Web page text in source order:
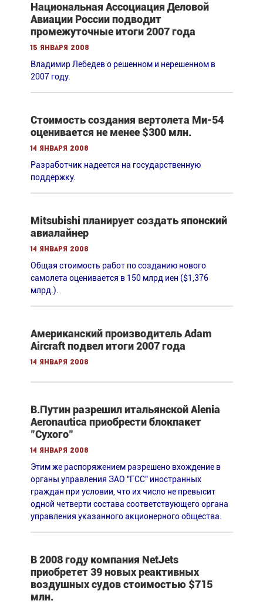
Национальная Ассоциация Деловой
Авиации России подводит
промежуточные итоги 2007 года
15 января 2008
Владимир Лебедев о решенном и нерешенном в
2007 году.
Стоимость создания вертолета Ми-54
оценивается не менее $300 млн.
14 января 2008
Разработчик надеется на государственную
поддержку.
Mitsubishi планирует создать японский
авиалайнер
14 января 2008
Общая стоимость работ по созданию нового
самолета оценивается в 150 млрд иен ($1,376
млрд.).
Американский производитель Adam
Aircraft подвел итоги 2007 года
14 января 2008
В.Путин разрешил итальянской Alenia
Aeronautica приобрести блокпакет
"Сухого"
14 января 2008
Этим же распоряжением разрешено вхождение в
органы управления ЗАО "ГСС" иностранных
граждан при условии, что их число не превысит
одной четверти состава соответствующего органа
управления указанного акционерного общества.
В 2008 году компания NetJets
приобретет 39 новых реактивных
воздушных судов стоимостью $715
млн.